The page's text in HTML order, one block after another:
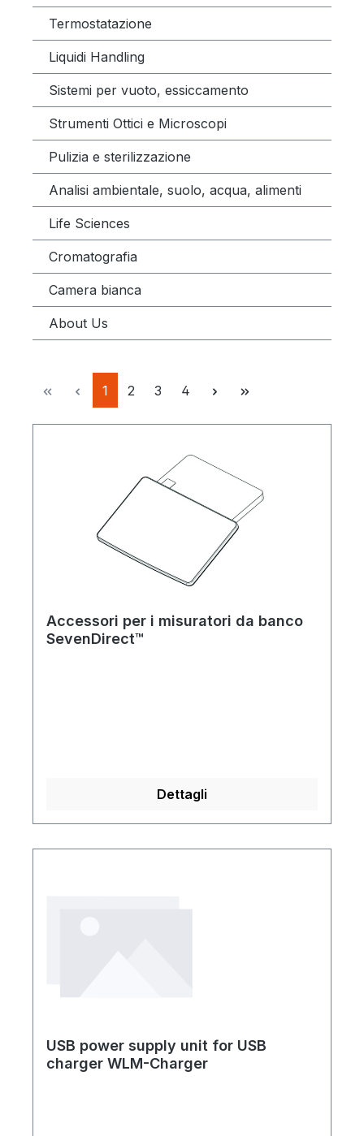
Termostatazione
Liquidi Handling
Sistemi per vuoto, essiccamento
Strumenti Ottici e Microscopi
Pulizia e sterilizzazione
Analisi ambientale, suolo, acqua, alimenti
Life Sciences
Cromatografia
Camera bianca
About Us
Pagina
1 Pagina
2 Pagina
3 Pagina
4
Accessori per i misuratori da banco
SevenDirect™
Dettagli
USB power supply unit for USB
charger WLM-Charger